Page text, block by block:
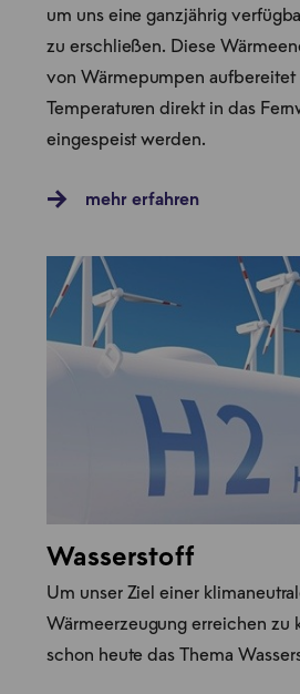
um uns eine ganzjährig
zu erschließen. Diese
von Wärmepumpen aufbereitet
Temperaturen direkt in das
eingespeist werden.
mehr erfahren
Wasserstoff
Um unser Ziel einer
Wärmeerzeugung erreichen zu
schon heute das Thema